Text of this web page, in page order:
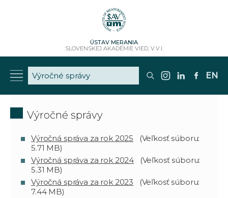
ÚSTAV MERANIA
SLOVENSKEJ AKADÉMIE VIED, V.V.I.
EN
Výročné správy
Výročná správa za rok 2025 (Veľkosť súboru:
5.71 MB)
Výročná správa za rok 2024 (Veľkosť súboru:
5.31 MB)
Výročná správa za rok 2023 (Veľkosť súboru:
7.44 MB)